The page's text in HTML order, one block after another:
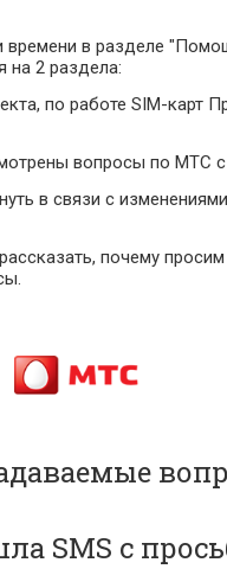
в разделе
на 2 раздела:
по работе SIM-карт
вопросы по МТС с
в связи с
почему
SMS с